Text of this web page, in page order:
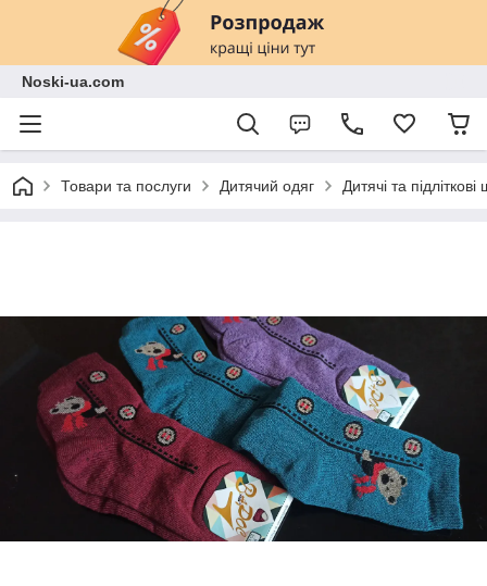
Noski-ua.com
Товари та послуги Дитячий одяг Дитячі та